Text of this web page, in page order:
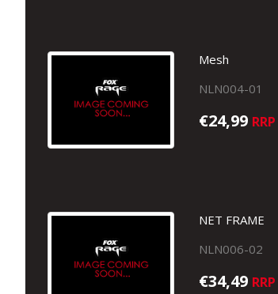
Mesh
NLN004-01
€24,99 RRP
NET FRAME
NLN006-02
€34,49 RRP